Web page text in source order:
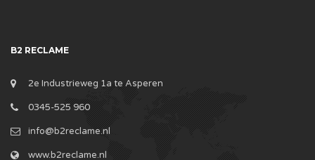
B2 RECLAME
2e Industrieweg 1a te Asperen
0345-525 960
info@b2reclame.nl
www.b2reclame.nl